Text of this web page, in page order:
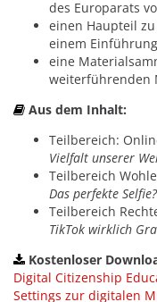
des Europarats
einen Haupteil
einem
eine
weiterführenden
Aus dem Inhalt:
Teilbereich:
Vielfalt unserer
Teilbereich
Das perfekte Selfie?
Teilbereich
TikTok wirklich
Kostenloser
Digital Citizenship
Settings zur digitalen